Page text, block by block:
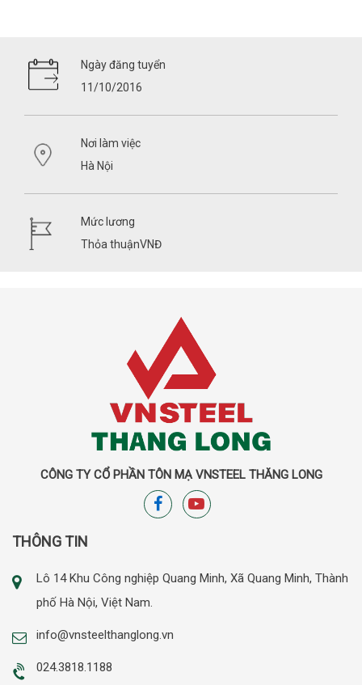
Ngày đăng tuyển
11/10/2016
Nơi làm việc
Hà Nội
Mức lương
Thỏa thuậnVNĐ
CÔNG TY CỔ PHẦN TÔN MẠ VNSTEEL THĂNG LONG
THÔNG TIN
Lô 14 Khu Công nghiệp Quang Minh, Xã Quang Minh, Thành
phố Hà Nội, Việt Nam.
info@vnsteelthanglong.vn
024.3818.1188